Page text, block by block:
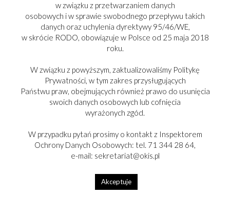
w związku z przetwarzaniem danych
osobowych i w sprawie swobodnego przepływu takich
danych oraz uchylenia dyrektywy 95/46/WE,
w skrócie RODO, obowiązuje w Polsce od 25 maja 2018
roku.
W związku z powyższym, zaktualizowaliśmy Politykę
Prywatności, w tym zakres przysługujących
Państwu praw, obejmujących również prawo do usunięcia
swoich danych osobowych lub cofnięcia
wyrażonych zgód.
W przypadku pytań prosimy o kontakt z Inspektorem
Ochrony Danych Osobowych: tel. 71 344 28 64,
e-mail: sekretariat@okis.pl
Akceptuje